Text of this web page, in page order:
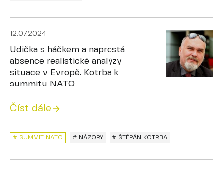
12.07.2024
Udička s háčkem a naprostá
absence realistické analýzy
situace v Evropě. Kotrba k
summitu NATO
Číst dále
# SUMMIT NATO # NÁZORY # ŠTĚPÁN KOTRBA